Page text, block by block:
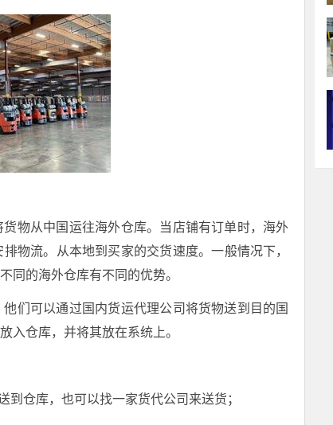
物从中国运往海外仓库。当店铺有订单时，海外
物流。从本地到买家的交货速度。一般情况下，
同的海外仓库有不同的优势。
们可以通过国内货运代理公司将货物送到目的国
入仓库，并将其放在系统上。
仓库，也可以找一家货代公司来送货；